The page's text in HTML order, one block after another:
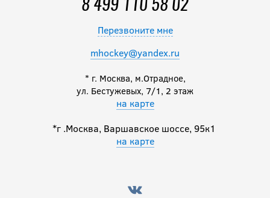
8 499 110 58 02
Перезвоните мне
mhockey@yandex.ru
* г. Москва, м.Отрадное,
ул. Бестужевых, 7/1, 2 этаж
на карте
*г .Москва, Варшавское шоссе, 95к1
на карте